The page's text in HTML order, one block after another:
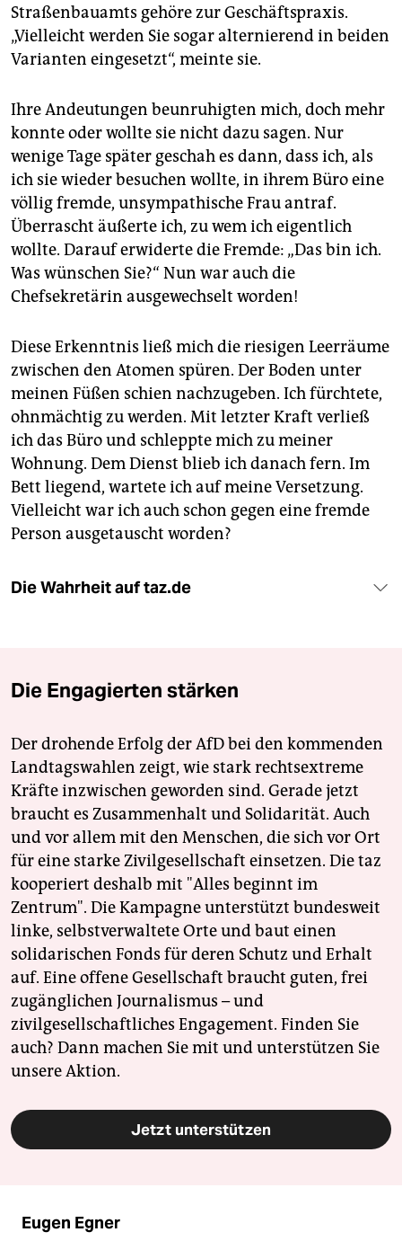
Straßenbauamts gehöre zur Geschäftspraxis.
„Vielleicht werden Sie sogar alternierend in beiden
Varianten eingesetzt“, meinte sie.
Ihre Andeutungen beunruhigten mich, doch mehr
konnte oder wollte sie nicht dazu sagen. Nur
wenige Tage später geschah es dann, dass ich, als
ich sie wieder besuchen wollte, in ihrem Büro eine
völlig fremde, unsympathische Frau antraf.
Überrascht äußerte ich, zu wem ich eigentlich
wollte. Darauf erwiderte die Fremde: „Das bin ich.
Was wünschen Sie?“ Nun war auch die
Chefsekretärin ausgewechselt worden!
Diese Erkenntnis ließ mich die riesigen Leerräume
zwischen den Atomen spüren. Der Boden unter
meinen Füßen schien nachzugeben. Ich fürchtete,
ohnmächtig zu werden. Mit letzter Kraft verließ
ich das Büro und schleppte mich zu meiner
Wohnung. Dem Dienst blieb ich danach fern. Im
Bett liegend, wartete ich auf meine Versetzung.
Vielleicht war ich auch schon gegen eine fremde
Person ausgetauscht worden?
Die Wahrheit auf taz.de
Die Engagierten stärken
Der drohende Erfolg der AfD bei den kommenden
Landtagswahlen zeigt, wie stark rechtsextreme
Kräfte inzwischen geworden sind. Gerade jetzt
braucht es Zusammenhalt und Solidarität. Auch
und vor allem mit den Menschen, die sich vor Ort
für eine starke Zivilgesellschaft einsetzen. Die taz
kooperiert deshalb mit "Alles beginnt im
Zentrum". Die Kampagne unterstützt bundesweit
linke, selbstverwaltete Orte und baut einen
solidarischen Fonds für deren Schutz und Erhalt
auf. Eine offene Gesellschaft braucht guten, frei
zugänglichen Journalismus – und
zivilgesellschaftliches Engagement. Finden Sie
auch? Dann machen Sie mit und unterstützen Sie
unsere Aktion.
Jetzt unterstützen
Eugen Egner